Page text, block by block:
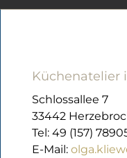
Küchenatelier
Schlossallee 7
33442
Tel: 49 (157)
E-Mail: